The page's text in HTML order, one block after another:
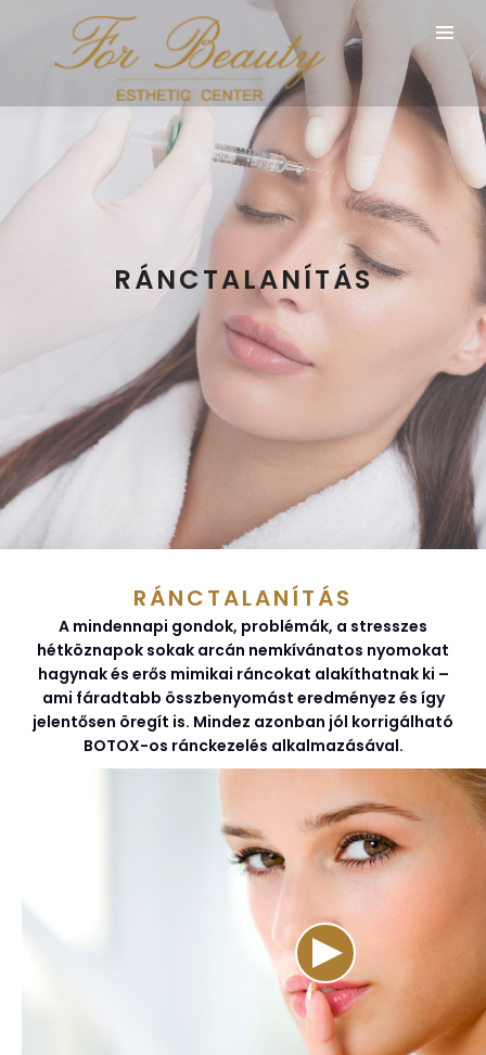
RÁNCTALANÍTÁS
RÁNCTALANÍTÁS
A mindennapi gondok, problémák, a stresszes
hétköznapok sokak arcán nemkívánatos nyomokat
hagynak és erős mimikai ráncokat alakíthatnak ki –
ami fáradtabb összbenyomást eredményez és így
jelentősen öregít is. Mindez azonban jól korrigálható
BOTOX-os ránckezelés alkalmazásával.